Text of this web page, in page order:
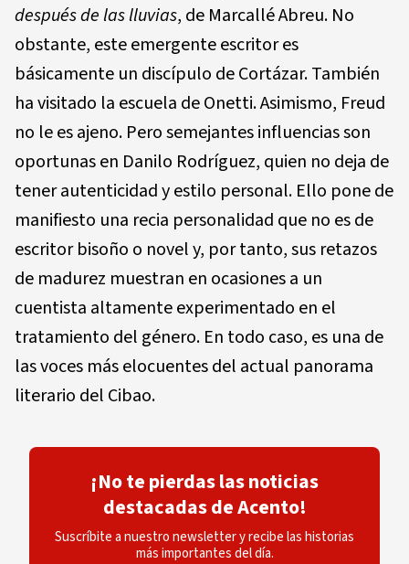
después de las lluvias, de Marcallé Abreu. No
obstante, este emergente escritor es
básicamente un discípulo de Cortázar. También
ha visitado la escuela de Onetti. Asimismo, Freud
no le es ajeno. Pero semejantes influencias son
oportunas en Danilo Rodríguez, quien no deja de
tener autenticidad y estilo personal. Ello pone de
manifiesto una recia personalidad que no es de
escritor bisoño o novel y, por tanto, sus retazos
de madurez muestran en ocasiones a un
cuentista altamente experimentado en el
tratamiento del género. En todo caso, es una de
las voces más elocuentes del actual panorama
literario del Cibao.
¡No te pierdas las noticias
destacadas de Acento!
Suscríbite a nuestro newsletter y recibe las historias
más importantes del día.